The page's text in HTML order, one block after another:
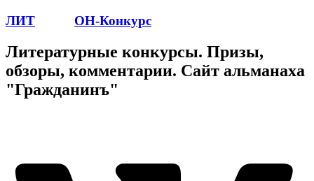
ЛИТ ОН-Конкурс
Литературные конкурсы. Призы,
обзоры, комментарии. Сайт альманаха
"Гражданинъ"